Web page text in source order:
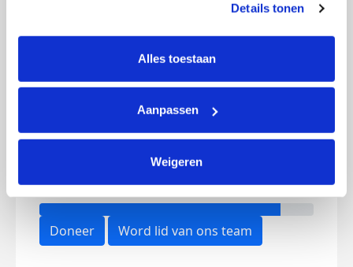
tonen. Je kunt je toestemming op elk moment wijzigen of
intrekken via Cookie instellingen onderaan de pagina. De
lijst met cookies is te vinden in het tabblad “details”.
Details tonen
Alles toestaan
Aanpassen
Weigeren
Ik wil bijdragen aan de transactiekosten
en betaal €0.75 extra.
Doneer nu
€480 €547
Doneer Word lid van ons team